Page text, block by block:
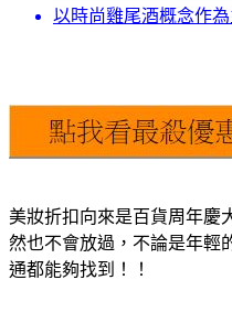
以時尚雞尾酒概念作
美妝折扣向來是百貨周年慶
然也不會放過，不論是年輕
通都能夠找到！！